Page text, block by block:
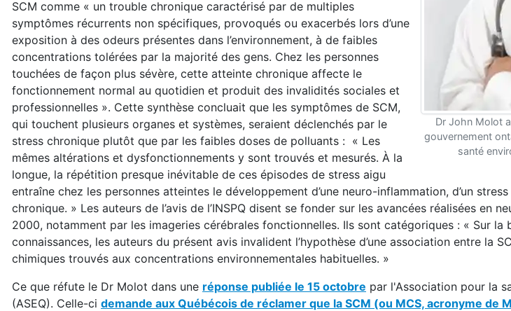
Dr John Molot
gouvernement
santé
SCM comme « un trouble chronique caractérisé par de multiples
symptômes récurrents non spécifiques, provoqués ou exacerbés lors d’une
exposition à des odeurs présentes dans l’environnement, à de faibles
concentrations tolérées par la majorité des gens. Chez les personnes
touchées de façon plus sévère, cette atteinte chronique affecte le
fonctionnement normal au quotidien et produit des invalidités sociales et
professionnelles ». Cette synthèse concluait que les symptômes de SCM,
qui touchent plusieurs organes et systèmes, seraient déclenchés par le
stress chronique plutôt que par les faibles doses de polluants : « Les
mêmes altérations et dysfonctionnements y sont trouvés et mesurés. À la
longue, la répétition presque inévitable de ces épisodes de stress aigu
entraîne chez les personnes atteintes le développement d’une neuro-inflammation, d’un
chronique. » Les auteurs de l’avis de l’INSPQ disent se fonder sur les avancées réalisées en
2000, notamment par les imageries cérébrales fonctionnelles. Ils sont catégoriques : « Sur la
connaissances, les auteurs du présent avis invalident l’hypothèse d’une association entre la
chimiques trouvés aux concentrations environnementales habituelles. »
Ce que réfute le Dr Molot dans une réponse publiée le 15 octobre par l'Association pour la
(ASEQ). Celle-ci demande aux Québécois de réclamer que la SCM (ou MCS, acronyme de